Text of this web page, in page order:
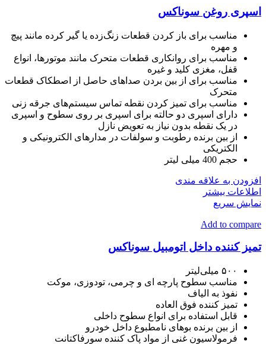
اسپری روغن سوناکس
مناسب برای باز کردن قطعات زنگ‌زده یا گیر کرده مانند پیچ
و مهره
مناسب برای روانکاری قطعات متحرک مانند موتورها، انواع
قفل، مغزی کلید و غیره
مناسب برای از بین بردن صداهای حاصل از اصطکاک قطعات
متحرک
مناسب برای تمیز کردن نقطه تماس سیستم‌های جرقه زنی
دارای اسپری دو حالته برای اسپری بر روی سطوح و اسپری
در یک نقطه بدون نیاز به تعویض نازل
از بین برنده رطوبت و سولفات در مدارهای الکترونیکی و
الکتریکی
حجم 400 میلی لیتر
افزودن به علاقه مندی
اطلاعات بیشتر
نمایش سریع
Add to compare
تمیز کننده داخل اتومبیل سوناکس
۵۰۰ میلی‌لیتر
مناسب سطوح پارچه ای و چرمی، تودوزی، موكت
نفوذ به الیاف
تمیز کننده فوق العاده
قابل استفاده برای انواع سطوح داخلی
از بین برنده بوهای نامطبوع داخل خودرو
فرمولاسیون غنی از مواد پاک کننده سورفاکتانت